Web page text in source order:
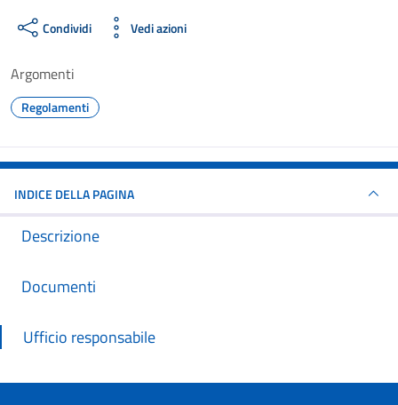
Condividi Vedi azioni
Argomenti
Regolamenti
INDICE DELLA PAGINA
Descrizione
Documenti
Ufficio responsabile